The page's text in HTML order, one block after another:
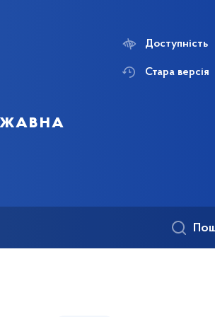
Доступність
Стара версія